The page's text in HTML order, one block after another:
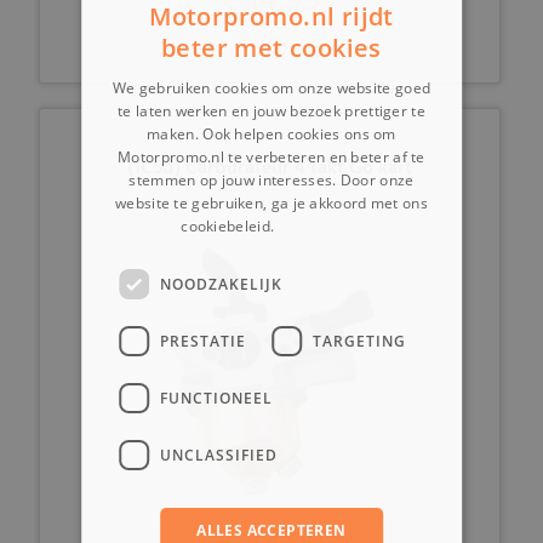
(1C5d) Carburateur 4 takt Go kart
Motorpromo.nl rijdt
beter met cookies
We gebruiken cookies om onze website goed
te laten werken en jouw bezoek prettiger te
maken. Ook helpen cookies ons om
Motorpromo.nl te verbeteren en beter af te
stemmen op jouw interesses. Door onze
website te gebruiken, ga je akkoord met ons
cookiebeleid.
NOODZAKELIJK
PRESTATIE TARGETING
FUNCTIONEEL
UNCLASSIFIED
ALLES ACCEPTEREN